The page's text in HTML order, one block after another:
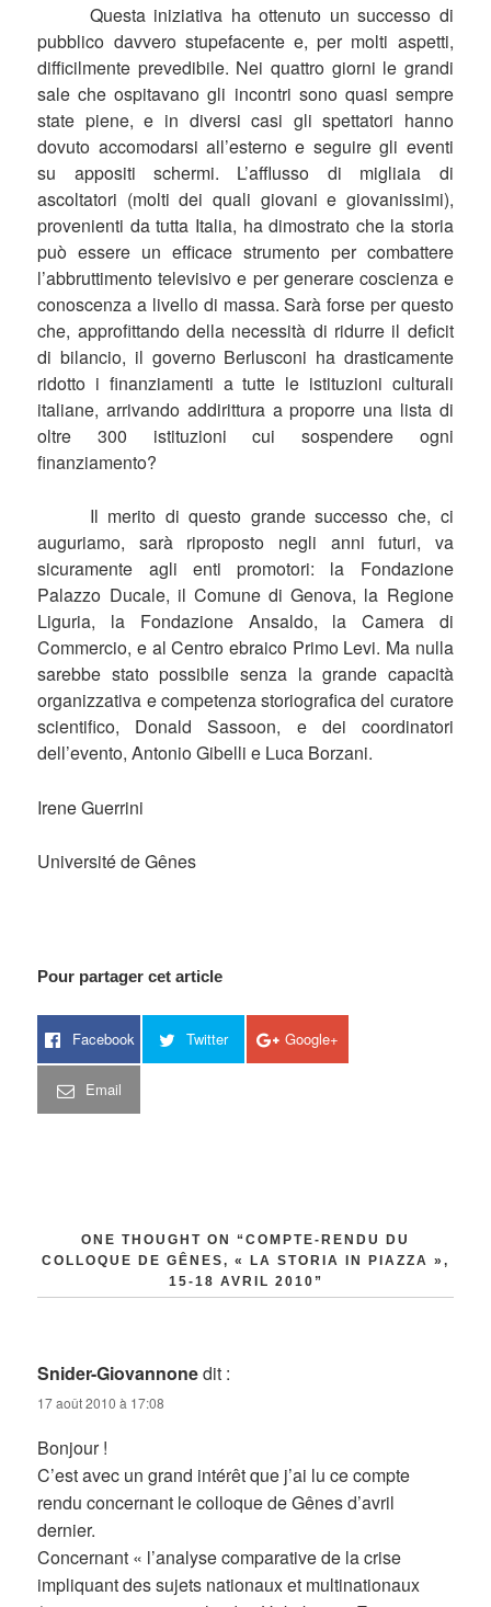
Questa iniziativa ha ottenuto un successo di
pubblico davvero stupefacente e, per molti aspetti,
difficilmente prevedibile. Nei quattro giorni le grandi
sale che ospitavano gli incontri sono quasi sempre
state piene, e in diversi casi gli spettatori hanno
dovuto accomodarsi all’esterno e seguire gli eventi
su appositi schermi. L’afflusso di migliaia di
ascoltatori (molti dei quali giovani e giovanissimi),
provenienti da tutta Italia, ha dimostrato che la storia
può essere un efficace strumento per combattere
l’abbruttimento televisivo e per generare coscienza e
conoscenza a livello di massa. Sarà forse per questo
che, approfittando della necessità di ridurre il deficit
di bilancio, il governo Berlusconi ha drasticamente
ridotto i finanziamenti a tutte le istituzioni culturali
italiane, arrivando addirittura a proporre una lista di
oltre 300 istituzioni cui sospendere ogni
finanziamento?
Il merito di questo grande successo che, ci
auguriamo, sarà riproposto negli anni futuri, va
sicuramente agli enti promotori: la Fondazione
Palazzo Ducale, il Comune di Genova, la Regione
Liguria, la Fondazione Ansaldo, la Camera di
Commercio, e al Centro ebraico Primo Levi. Ma nulla
sarebbe stato possibile senza la grande capacità
organizzativa e competenza storiografica del curatore
scientifico, Donald Sassoon, e dei coordinatori
dell’evento, Antonio Gibelli e Luca Borzani.
Irene Guerrini
Université de Gênes
Pour partager cet article
Facebook Twitter Google+
Email
ONE THOUGHT ON “COMPTE-RENDU DU
COLLOQUE DE GÊNES, « LA STORIA IN PIAZZA »,
15-18 AVRIL 2010”
Snider-Giovannonedit :
17 août 2010 à 17:08
Bonjour !
C’est avec un grand intérêt que j’ai lu ce compte
rendu concernant le colloque de Gênes d’avril
dernier.
Concernant « l’analyse comparative de la crise
impliquant des sujets nationaux et multinationaux